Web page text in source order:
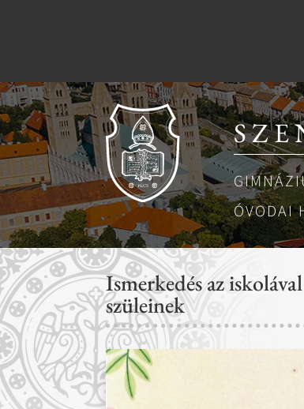
ÓVODAI
Ismerkedés az
szüleinek